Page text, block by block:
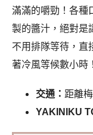
滿滿的嚼勁！各種
製的醬汁，絕對是
不用排隊等待，直
著冷風等候數小時
交通： 距離
YAKINIKU